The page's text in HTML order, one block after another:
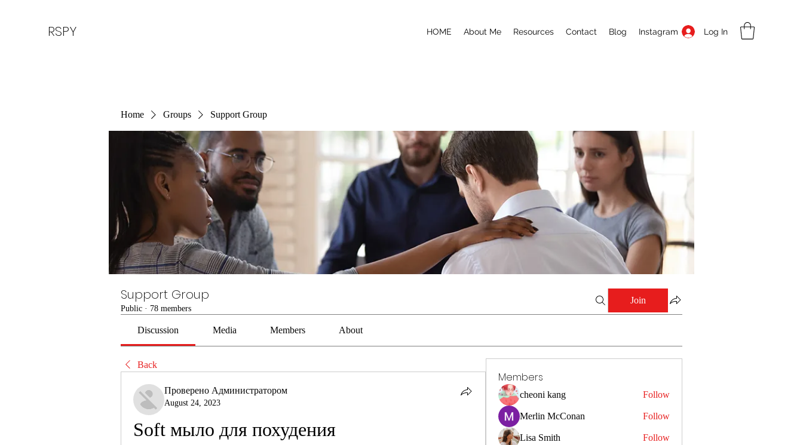
RSPY HOME About Me Resources Contact Blog Instagram Log In
Home Groups Support Group
Support Group
Public · 78 members
Join
Discussion Media Members About
Back
Проверено Администратором
August 24, 2023
Soft мыло для похудения
Members
cheoni kang Follow
Merlin McConan Follow
Lisa Smith Follow